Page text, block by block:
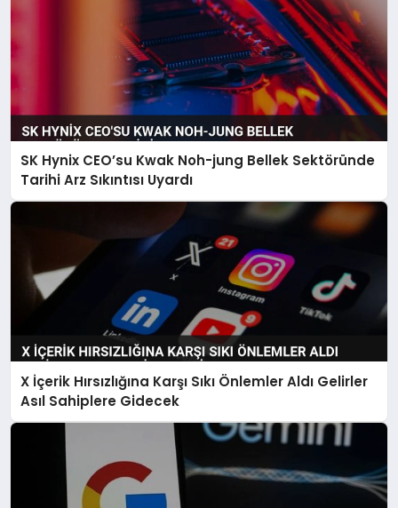
SK Hynix CEO’su Kwak Noh-jung Bellek Sektöründe
Tarihi Arz Sıkıntısı Uyardı
X İçerik Hırsızlığına Karşı Sıkı Önlemler Aldı Gelirler
Asıl Sahiplere Gidecek